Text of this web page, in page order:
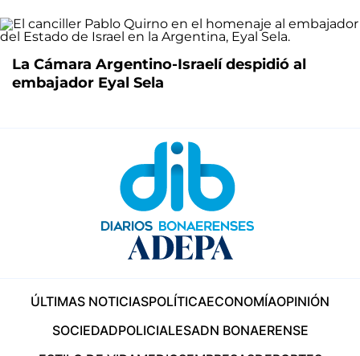
La Cámara Argentino-Israelí despidió al
embajador Eyal Sela
ÚLTIMAS NOTICIASPOLÍTICAECONOMÍAOPINIÓN
SOCIEDADPOLICIALESADN BONAERENSE